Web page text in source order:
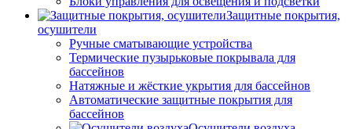
Защитные покрытия,
осушители
Ручные сматывающие устройства
Термические пузырьковые покрывала для
бассейнов
Натяжные и жёсткие укрытия для бассейнов
Автоматические защитные покрытия для
бассейнов